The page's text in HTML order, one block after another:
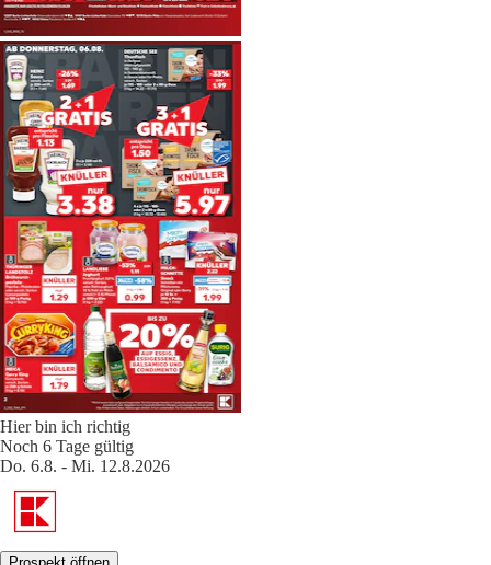
Hier bin ich richtig
Noch 6 Tage gültig
Do. 6.8. - Mi. 12.8.2026